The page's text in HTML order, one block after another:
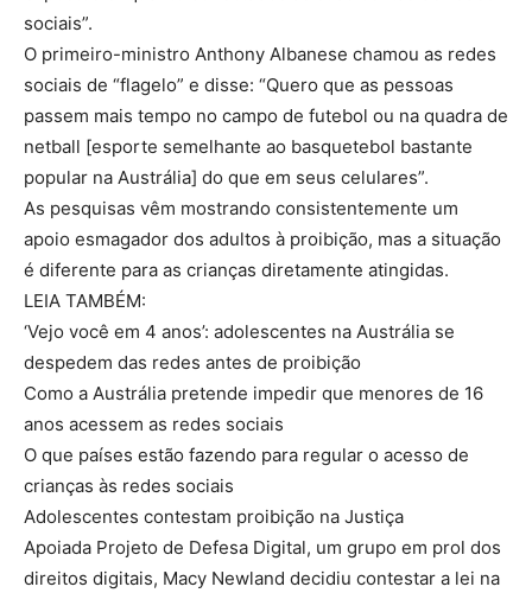
sociais”.
O primeiro-ministro Anthony Albanese chamou as redes
sociais de “flagelo” e disse: “Quero que as pessoas
passem mais tempo no campo de futebol ou na quadra de
netball [esporte semelhante ao basquetebol bastante
popular na Austrália] do que em seus celulares”.
As pesquisas vêm mostrando consistentemente um
apoio esmagador dos adultos à proibição, mas a situação
é diferente para as crianças diretamente atingidas.
LEIA TAMBÉM:
‘Vejo você em 4 anos’: adolescentes na Austrália se
despedem das redes antes de proibição
Como a Austrália pretende impedir que menores de 16
anos acessem as redes sociais
O que países estão fazendo para regular o acesso de
crianças às redes sociais
Adolescentes contestam proibição na Justiça
Apoiada Projeto de Defesa Digital, um grupo em prol dos
direitos digitais, Macy Newland decidiu contestar a lei na